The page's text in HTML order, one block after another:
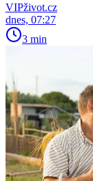
VIPživot.cz
dnes, 07:27
3 min